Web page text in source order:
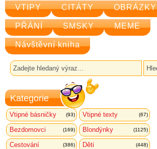
VTIPY CITÁTY OBRÁZKY
PŘÁNÍ SMSKY MEME
Návštěvní kniha
Kategorie
Vtipné básničky (93) Vtipné texty (67)
Bezdomovci (169) Blondýnky (1125)
Cestování (386) Děti (448)